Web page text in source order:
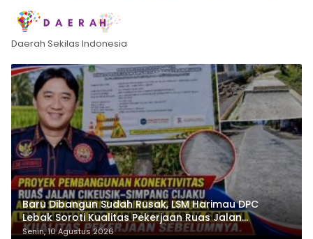
Daerah Sekilas Indonesia
Baru Dibangun Sudah Rusak, LSM Harimau DPC
Lebak Soroti Kualitas Pekerjaan Ruas Jalan
Cikeusik-Simpang Cijaku
Senin, 10 Agustus 2026